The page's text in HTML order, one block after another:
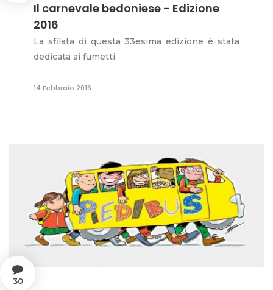
Il carnevale bedoniese - Edizione
2016
La sfilata di questa 33esima edizione è stata
dedicata ai fumetti
14 Febbraio 2016
30